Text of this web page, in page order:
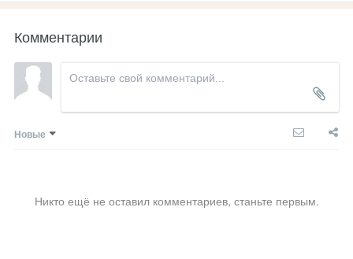
Комментарии
Новые
Никто ещё не оставил комментариев, станьте первым.